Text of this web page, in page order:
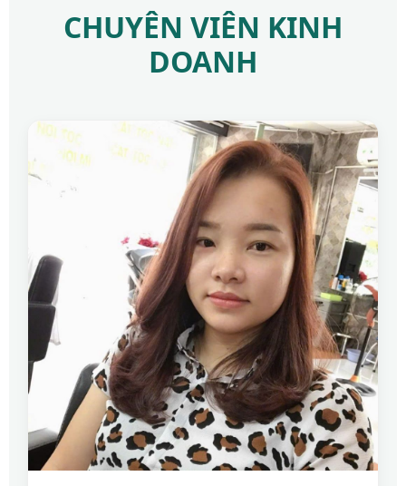
CHUYÊN VIÊN KINH
DOANH